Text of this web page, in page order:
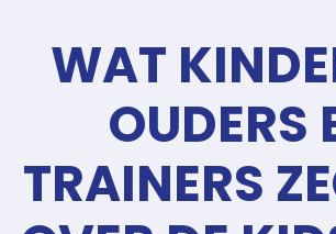
WAT
OUDERS
TRAINERS